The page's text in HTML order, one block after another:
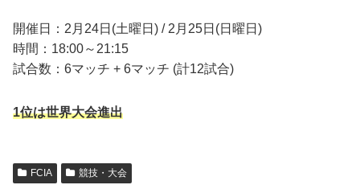
開催日：2月24日(土曜日) / 2月25日(日曜日)
時間：18:00～21:15
試合数：6マッチ + 6マッチ (計12試合)
1位は世界大会進出
FCIA 競技・大会